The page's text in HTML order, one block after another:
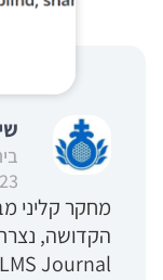
מחקר קליני
Journal